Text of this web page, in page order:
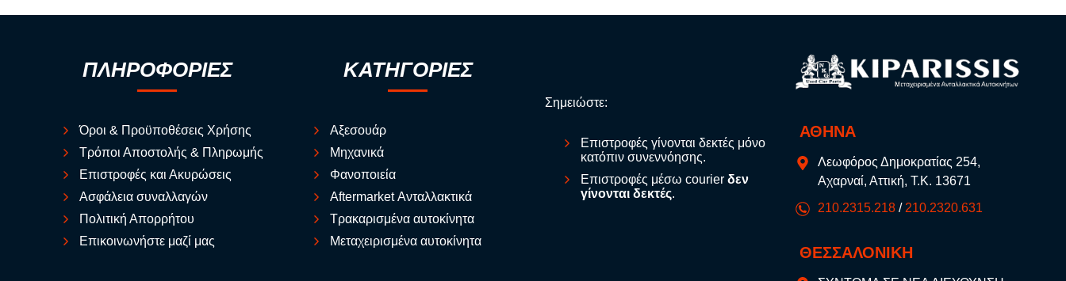
ΠΛΗΡΟΦΟΡΙΕΣ
Όροι & Προϋποθέσεις Χρήσης
Τρόποι Αποστολής & Πληρωμής
Επιστροφές και Ακυρώσεις
Ασφάλεια συναλλαγών
Πολιτική Απορρήτου
Επικοινωνήστε μαζί μας
ΚΑΤΗΓΟΡΙΕΣ
Αξεσουάρ
Μηχανικά
Φανοποιεία
Aftermarket Ανταλλακτικά
Τρακαρισμένα αυτοκίνητα
Μεταχειρισμένα αυτοκίνητα
Σημειώστε:
Επιστροφές γίνονται δεκτές μόνο
κατόπιν συνεννόησης.
Επιστροφές μέσω courier δεν
γίνονται δεκτές.
ΑΘΗΝΑ
Λεωφόρος Δημοκρατίας 254,
Αχαρναί, Αττική, Τ.Κ. 13671
210.2315.218 / 210.2320.631
ΘΕΣΣΑΛΟΝΙΚΗ